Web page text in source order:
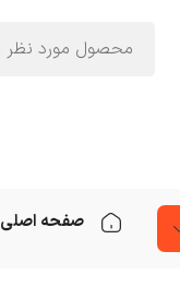
صفحه اصلی